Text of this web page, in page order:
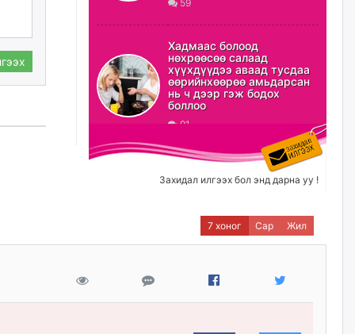
ХЗДХ-ын сайд С.Амарсайхан:
Авлигаар авсан хөрөнгийг
хурааж, нийгмийн сайн
сайхны хөгжилд зориулах
бөгөөд үүнийг хэд хэдэн эрх
бүхий байгууллагаас санал авна
өчигдѳр
Шатахууныг олдож байгаа
газраас нь л авч байна. Үнэ
тарифаас илүү хангамж дээр
анхаарч байна
Ц.Будханд: Дүүгээ гараад
долоон сарын хугацаа
59
Хадмаас болоод
нөхрөөсөө салаад
хүүхдүүдээ аваад тусдаа
өөрийнхөөрөө амьдарсан
нь ч дээр гэж бодох
боллоо
91
Захидал илгээх бол энд дарна уу !
7 хоног Сар Жил